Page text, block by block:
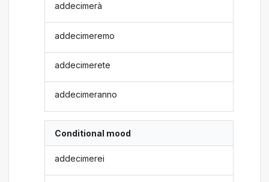
addecimerà
addecimeremo
addecimerete
addecimeranno
Conditional mood
addecimerei